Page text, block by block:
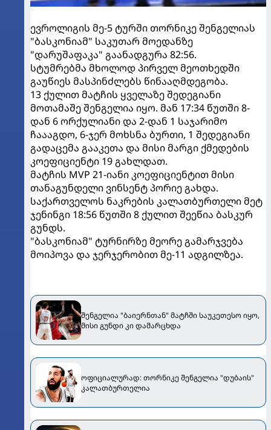
ევროლიგის მე-5 ტურში თორნიკე შენგელიას
"ბასკონიამ" საკუთარ მოედანზე
"დარუშაფაკა" გაანადგურა 82:56.
სტუმრებმა მხოლოდ პირველ მეოთხედში
გაუწიეს მასპინძლებს წინააღმდეგობა.
13 ქულით მატჩის ყველაზე შედეგიანი
მოთამაშე შენგელია იყო. მან 17:34 წუთში 8-
დან 6 ორქულიანი და 2-დან 1 საჯარიმო
ჩაააგდო, 6-ჯერ მოხსნა ბურთი, 1 შედეგიანი
გადაცემა გააკეთა და მისი მარგი ქმედების
კოეფიციენტი 19 გახლდათ.
მატჩის MVP 21-იანი კოეფიციენტით მისი
თანაგუნდელი ვინსენტ პორიე გახდა.
საქართველოს ნაკრების კალათბურთელი მეტ
ჯენინგი 18:56 წუთში 8 ქულით შეეწია ბასკურ
გუნდს.
"ბასკონიამ" ტურნირზე მეორე გამარჯვება
მოიპოვა და ჯერჯერობით მე-11 ადგილზეა.
შენგელია "ბაიერნთან" მატჩში საუკეთესო იყო,
მისი გუნდი კი დამარცხდა
ოფიციალურად: თორნიკე შენგელია "დუბაის"
კალათბურთელია